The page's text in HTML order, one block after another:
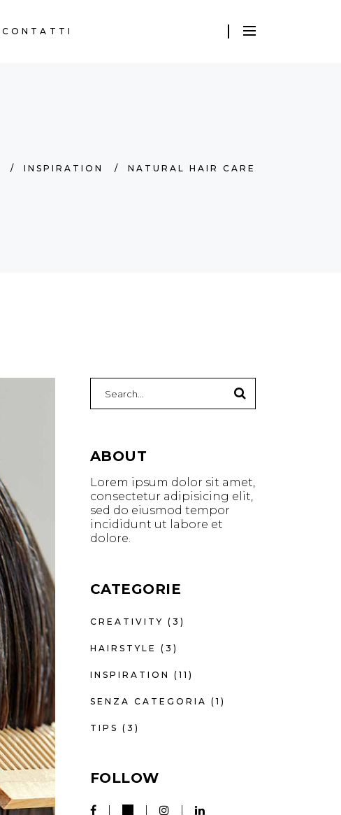
CONTATTI
/ INSPIRATION / NATURAL HAIR CARE
ABOUT
Lorem ipsum dolor sit amet,
consectetur adipisicing elit,
sed do eiusmod tempor
incididunt ut labore et
dolore.
CATEGORIE
CREATIVITY (3)
HAIRSTYLE (3)
INSPIRATION (11)
SENZA CATEGORIA (1)
TIPS (3)
FOLLOW